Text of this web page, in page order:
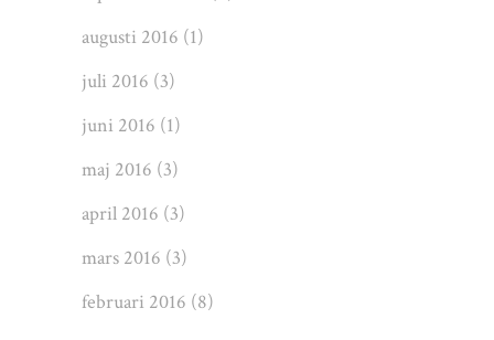
augusti 2016 (1)
juli 2016 (3)
juni 2016 (1)
maj 2016 (3)
april 2016 (3)
mars 2016 (3)
februari 2016 (8)